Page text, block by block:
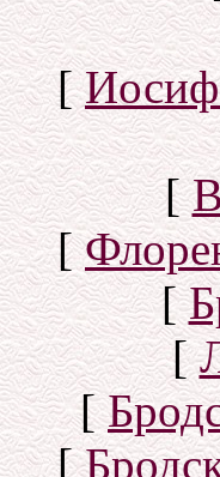
[
[
[
[
[
[
[